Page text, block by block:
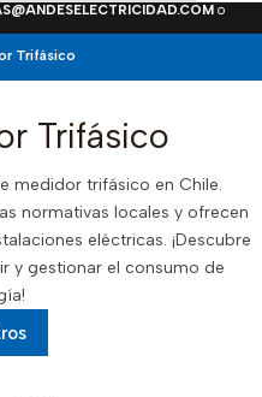
o
Trifásico
Trifásico
medidor trifásico en Chile.
normativas locales y ofrecen
eléctricas. ¡Descubre
y gestionar el consumo de